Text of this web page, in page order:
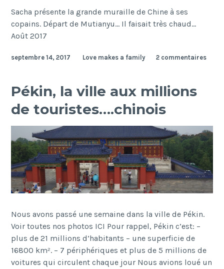
Sacha présente la grande muraille de Chine à ses
copains. Départ de Mutianyu… Il faisait très chaud…
Août 2017
septembre 14, 2017 Love makes a family 2 commentaires
Pékin, la ville aux millions
de touristes….chinois
Nous avons passé une semaine dans la ville de Pékin.
Voir toutes nos photos ICI Pour rappel, Pékin c’est: –
plus de 21 millions d’habitants – une superficie de
16800 km². – 7 périphériques et plus de 5 millions de
voitures qui circulent chaque jour Nous avions loué un